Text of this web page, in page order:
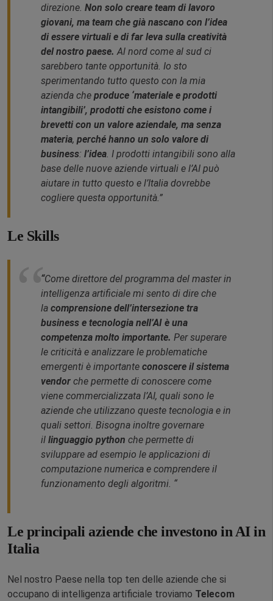
direzione. Non solo creare team di lavoro
giovani, ma team che già nascano con l’idea
di essere virtuali e di far leva sulla creatività
del nostro paese. Al nord come al sud ci
sarebbero tante opportunità. Io sto
sperimentando tutto questo con la mia
azienda che produce ‘materiale e prodotti
intangibili’, prodotti che esistono come i
brevetti con un valore aziendale, ma senza
materia, perché hanno un solo valore di
business: l’idea. I prodotti intangibili sono alla
base delle nuove aziende virtuali e l’AI può
aiutare in tutto questo e l’Italia dovrebbe
cogliere questa opportunità.”
Le Skills
“Come direttore del programma del master in
intelligenza artificiale mi sento di dire che
la comprensione dell’intersezione tra
business e tecnologia nell’AI è una
competenza molto importante. Per superare
le criticità e analizzare le problematiche
emergenti è importante conoscere il sistema
vendor che permette di conoscere come
viene commercializzata l’AI, quali sono le
aziende che utilizzano queste tecnologia e in
quali settori. Bisogna inoltre governare
il linguaggio python che permette di
sviluppare ad esempio le applicazioni di
computazione numerica e comprendere il
funzionamento degli algoritmi. “
Le principali aziende che investono in AI in
Italia
Nel nostro Paese nella top ten delle aziende che si
occupano di intelligenza artificiale troviamo Telecom